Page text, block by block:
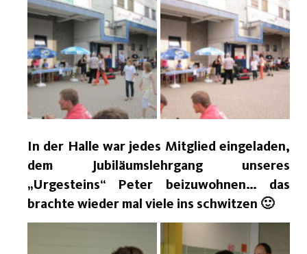
In der Halle war jedes Mitglied eingeladen,
dem Jubiläumslehrgang unseres
„Urgesteins“ Peter beizuwohnen… das
brachte wieder mal viele ins schwitzen 🙂